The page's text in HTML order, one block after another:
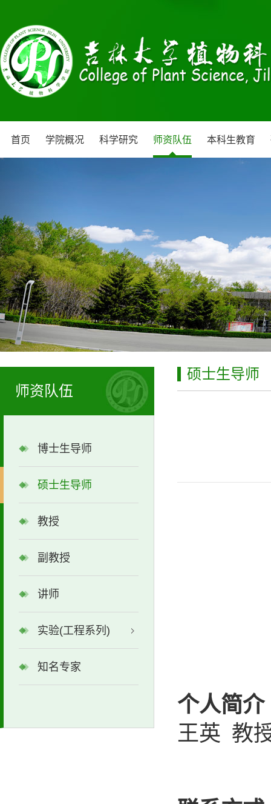
首页 学院概况 科学研究 师资队伍 本科生教育
师资队伍
博士生导师
硕士生导师
教授
副教授
讲师
实验(工程系列)
知名专家
硕士生导师
个人简介
王英 教